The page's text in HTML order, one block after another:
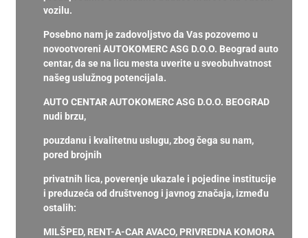
vozilu.
Posebno nam je zadovoljstvo da Vas pozovemo u
novootvoreni AUTOKOMERC ASG D.O.O. Beograd auto
centar, da se na licu mesta uverite u sveobuhvatnost
našeg uslužnog potencijala.
AUTO CENTAR AUTOKOMERC ASG D.O.O. BEOGRAD
nudi brzu,
pouzdanu i kvalitetnu uslugu, zbog čega su nam,
pored brojnih
privatnih lica, poverenje ukazale i pojedine institucije
i preduzeća od društvenog i javnog značaja, između
ostalih:
MILŠPED, RENT-A-CAR AVACO, PRIVREDNA KOMORA